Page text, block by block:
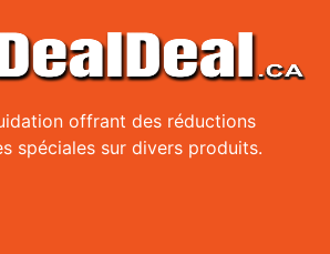
offrant des réductions
spéciales sur divers produits.